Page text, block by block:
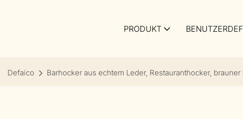
PRODUKT
Defaico Barhocker aus echtem Leder, Restauranthocker,